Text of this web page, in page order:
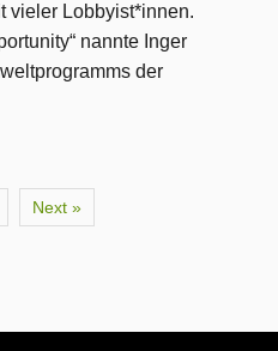
vieler Lobbyist*innen.
nannte Inger
der
Next »